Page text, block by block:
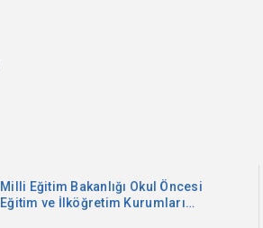
Milli Eğitim Bakanlığı Okul Öncesi
Eğitim ve İlköğretim Kurumları